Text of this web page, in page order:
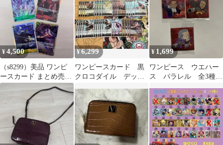
¥4,500
（s8299）美品 ワンピ
ースカード まとめ売り
サンジ OP13-027 Rパラ
レル シルバーズ・レイ
リー SEC OP08-118 ク
ロコダイル SEC OP14-
120 シリュウ
¥6,299
ワンピースカード 黒
クロコダイル デッキ
¥ 1,699
ワンピース ウエハー
ス パラレル 全3種
ヤソップ